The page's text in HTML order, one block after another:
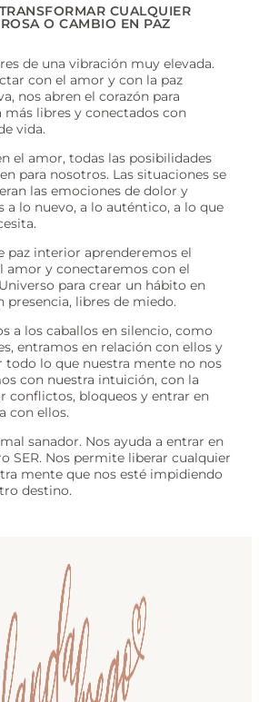
CUALQUIER
O CAMBIO EN PAZ
de una vibración muy elevada.
con el amor y con la paz
nos abren el corazón para
libres y conectados con
vida.
el amor, todas las posibilidades
para nosotros. Las situaciones se
las emociones de dolor y
a lo nuevo, a lo auténtico, a lo que
paz interior aprenderemos el
amor y conectaremos con el
para crear un hábito en
presencia, libres de miedo.
a los caballos en silencio, como
entramos en relación con ellos y
todo lo que nuestra mente no nos
con nuestra intuición, con la
conflictos, bloqueos y entrar en
con ellos.
sanador. Nos ayuda a entrar en
SER. Nos permite liberar cualquier
mente que nos esté impidiendo
destino.